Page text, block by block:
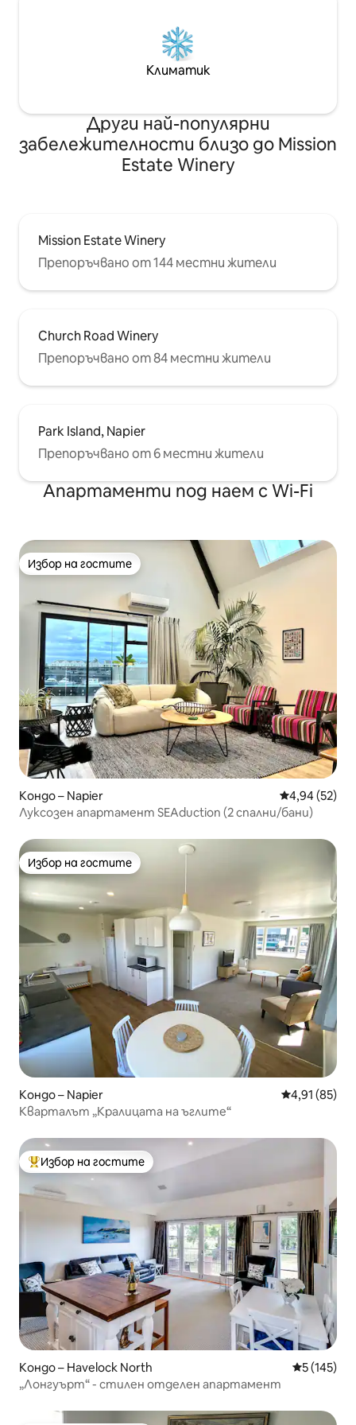
Климатик
Други най-популярни
забележителности близо до Mission
Estate Winery
Mission Estate Winery
Препоръчвано от 144 местни жители
Church Road Winery
Препоръчвано от 84 местни жители
Park Island, Napier
Препоръчвано от 6 местни жители
Апартаменти под наем с Wi-Fi
Избор на гостите
Избор на гостите
Кондо – Napier Средна
4,94 (52)
Луксозен апартамент SEAduction (2 спални/бани)
Избор на гостите
Избор на гостите
Кондо – Napier Средна
4,91 (85)
Кварталът „Кралицата на ъглите“
Най-популярен избор на гостите
Избор на гостите
Кондо – Havelock North Средна
5 (145)
„Лонгуърт“ - стилен отделен апартамент